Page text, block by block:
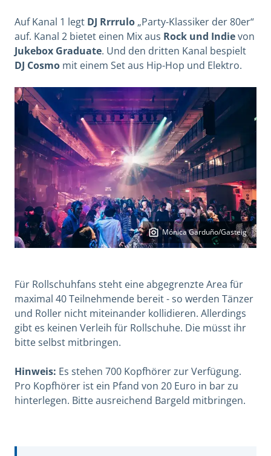
Auf Kanal 1 legt DJ Rrrrulo „Party-Klassiker der 80er“
auf. Kanal 2 bietet einen Mix aus Rock und Indievon
Jukebox Graduate. Und den dritten Kanal bespielt
DJ Cosmo mit einem Set aus Hip-Hop und Elektro.
Mónica Garduño/Gasteig
Für Rollschuhfans steht eine abgegrenzte Area für
maximal 40 Teilnehmende bereit - so werden Tänzer
und Roller nicht miteinander kollidieren. Allerdings
gibt es keinen Verleih für Rollschuhe. Die müsst ihr
bitte selbst mitbringen.
Hinweis: Es stehen 700 Kopfhörer zur Verfügung.
Pro Kopfhörer ist ein Pfand von 20 Euro in bar zu
hinterlegen. Bitte ausreichend Bargeld mitbringen.